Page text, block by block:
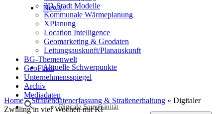
News
Aktuelle Schwerpunkte
Digitale Souveränität
3D-Stadt Modelle
Kommunale Wärmeplanung
XPlanung
Location Intelligence
Geomarketing & Geodaten
Leitungsauskunft/Planauskunft
BG-Themenwelt
GeoFlash
Unternehmensspiegel
Archiv
Mediadaten
Home»Straßendatenerfassung & Straßenerhaltung » Digitaler
Zwilling in vier Wochen mit KI